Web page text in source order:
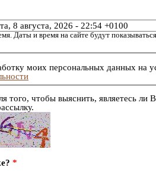
Даты и время на сайте будут
моих персональных данных на
того, чтобы выяснить, являетесь ли
*